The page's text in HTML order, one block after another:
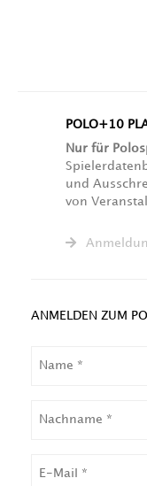
POLO+10
Nur für
und
von
ANMELDEN ZUM